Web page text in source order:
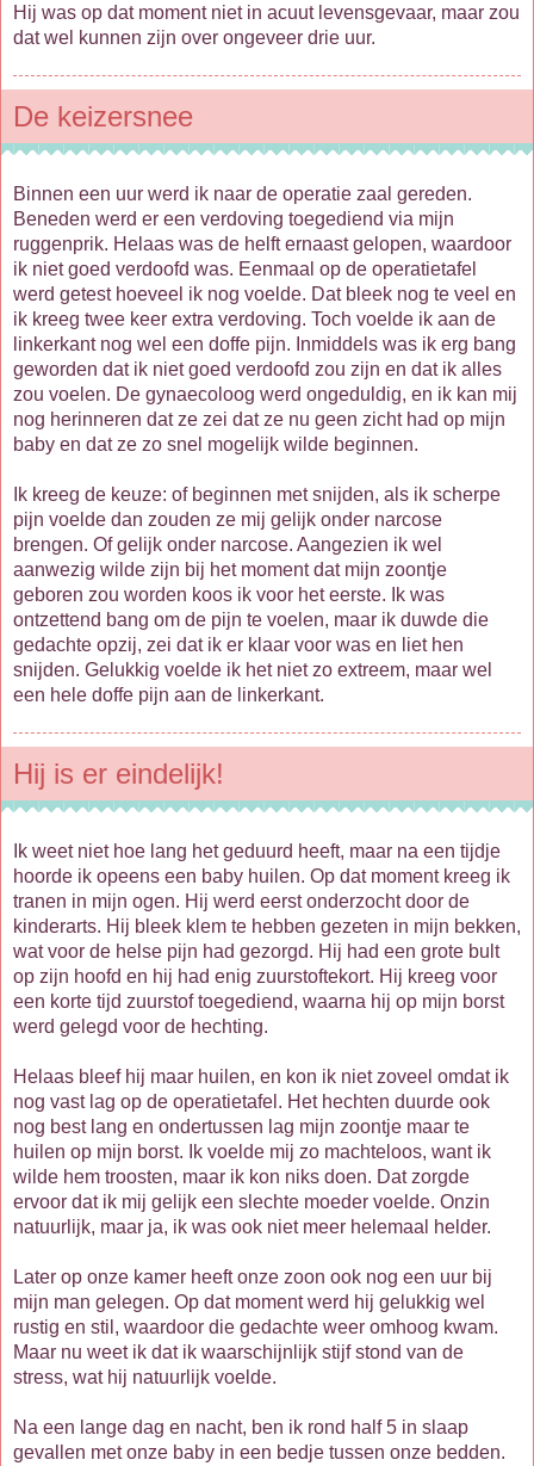
Hij was op dat moment niet in acuut levensgevaar, maar zou
dat wel kunnen zijn over ongeveer drie uur.
De keizersnee
Binnen een uur werd ik naar de operatie zaal gereden.
Beneden werd er een verdoving toegediend via mijn
ruggenprik. Helaas was de helft ernaast gelopen, waardoor
ik niet goed verdoofd was. Eenmaal op de operatietafel
werd getest hoeveel ik nog voelde. Dat bleek nog te veel en
ik kreeg twee keer extra verdoving. Toch voelde ik aan de
linkerkant nog wel een doffe pijn. Inmiddels was ik erg bang
geworden dat ik niet goed verdoofd zou zijn en dat ik alles
zou voelen. De gynaecoloog werd ongeduldig, en ik kan mij
nog herinneren dat ze zei dat ze nu geen zicht had op mijn
baby en dat ze zo snel mogelijk wilde beginnen.
Ik kreeg de keuze: of beginnen met snijden, als ik scherpe
pijn voelde dan zouden ze mij gelijk onder narcose
brengen. Of gelijk onder narcose. Aangezien ik wel
aanwezig wilde zijn bij het moment dat mijn zoontje
geboren zou worden koos ik voor het eerste. Ik was
ontzettend bang om de pijn te voelen, maar ik duwde die
gedachte opzij, zei dat ik er klaar voor was en liet hen
snijden. Gelukkig voelde ik het niet zo extreem, maar wel
een hele doffe pijn aan de linkerkant.
Hij is er eindelijk!
Ik weet niet hoe lang het geduurd heeft, maar na een tijdje
hoorde ik opeens een baby huilen. Op dat moment kreeg ik
tranen in mijn ogen. Hij werd eerst onderzocht door de
kinderarts. Hij bleek klem te hebben gezeten in mijn bekken,
wat voor de helse pijn had gezorgd. Hij had een grote bult
op zijn hoofd en hij had enig zuurstoftekort. Hij kreeg voor
een korte tijd zuurstof toegediend, waarna hij op mijn borst
werd gelegd voor de hechting.
Helaas bleef hij maar huilen, en kon ik niet zoveel omdat ik
nog vast lag op de operatietafel. Het hechten duurde ook
nog best lang en ondertussen lag mijn zoontje maar te
huilen op mijn borst. Ik voelde mij zo machteloos, want ik
wilde hem troosten, maar ik kon niks doen. Dat zorgde
ervoor dat ik mij gelijk een slechte moeder voelde. Onzin
natuurlijk, maar ja, ik was ook niet meer helemaal helder.
Later op onze kamer heeft onze zoon ook nog een uur bij
mijn man gelegen. Op dat moment werd hij gelukkig wel
rustig en stil, waardoor die gedachte weer omhoog kwam.
Maar nu weet ik dat ik waarschijnlijk stijf stond van de
stress, wat hij natuurlijk voelde.
Na een lange dag en nacht, ben ik rond half 5 in slaap
gevallen met onze baby in een bedje tussen onze bedden.